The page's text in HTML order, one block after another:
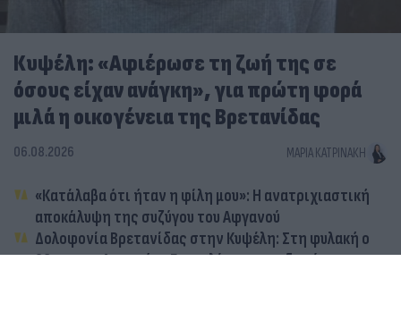
Κυψέλη: «Αφιέρωσε τη ζωή της σε
όσους είχαν ανάγκη», για πρώτη φορά
μιλά η οικογένεια της Βρετανίδας
06.08.2026 ΜΑΡΊΑ ΚΑΤΡΙΝΆΚΗ
«Κατάλαβα ότι ήταν η φίλη μου»: Η ανατριχιαστική
αποκάλυψη της συζύγου του Αφγανού
Δολοφονία Βρετανίδας στην Κυψέλη: Στη φυλακή ο
26χρονος Αφγανός- Επικαλέστηκε το δικαίωμα της